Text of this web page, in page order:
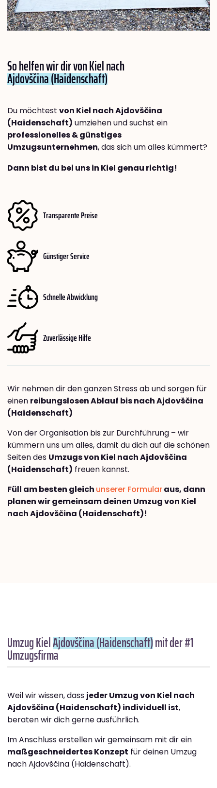
So helfen wir dir von Kiel nach
Ajdovščina (Haidenschaft)
Du möchtest von Kiel nach Ajdovščina
(Haidenschaft) umziehen und suchst ein
professionelles & günstiges
Umzugsunternehmen, das sich um alles kümmert?
Dann bist du bei uns in Kiel genau richtig!
Transparente Preise
Günstiger Service
Schnelle Abwicklung
Zuverlässige Hilfe
Wir nehmen dir den ganzen Stress ab und sorgen für
einen reibungslosen Ablauf bis nach Ajdovščina
(Haidenschaft)
Von der Organisation bis zur Durchführung – wir
kümmern uns um alles, damit du dich auf die schönen
Seiten des Umzugs von Kiel nach Ajdovščina
(Haidenschaft) freuen kannst.
Füll am besten gleich unserer Formularaus, dann
planen wir gemeinsam deinen Umzug von Kiel
nach Ajdovščina (Haidenschaft)!
Umzug KielAjdovščina (Haidenschaft)mit der #1
Umzugsfirma
Weil wir wissen, dass jeder Umzug von Kiel nach
Ajdovščina (Haidenschaft) individuell ist,
beraten wir dich gerne ausführlich.
Im Anschluss erstellen wir gemeinsam mit dir ein
maßgeschneidertes Konzept für deinen Umzug
nach Ajdovščina (Haidenschaft).